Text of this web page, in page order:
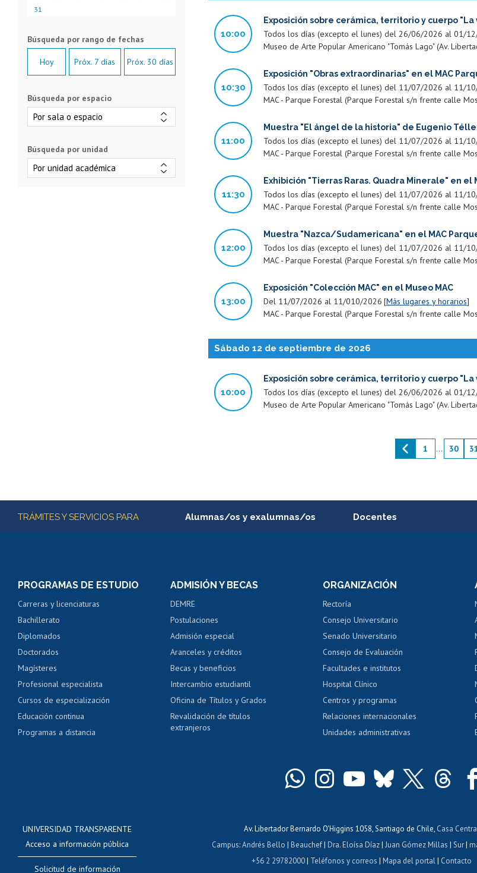
31
Hoy Próx. 7 días Próx. 30 días
Búsqueda por espacio
Búsqueda por unidad
10:00
Exposición sobre cerámica, territorio y cuerpo "La
Todos los días (excepto el lunes) del 26/06/2026 al 01/
Museo de Arte Popular Americano "Tomás Lago" (Av.
10:30
Exposición "Obras extraordinarias" en el MAC
Todos los días (excepto el lunes) del 11/07/2026 al 11/
MAC - Parque Forestal (Parque Forestal s/n frente calle
11:00
Muestra "El ángel de la historia" de Eugenio
Todos los días (excepto el lunes) del 11/07/2026 al 11/
MAC - Parque Forestal (Parque Forestal s/n frente calle
11:30
Exhibición "Tierras Raras. Quadra Minerale" en el
Todos los días (excepto el lunes) del 11/07/2026 al 11/
MAC - Parque Forestal (Parque Forestal s/n frente calle
12:00
Muestra "Nazca/Sudamericana" en el MAC
Todos los días (excepto el lunes) del 11/07/2026 al 11/
MAC - Parque Forestal (Parque Forestal s/n frente calle
13:00
Exposición "Colección MAC" en el Museo MAC
Del 11/07/2026 al 11/010/2026 Más lugares y horarios
MAC - Parque Forestal (Parque Forestal s/n frente calle
Sábado 12 de septiembre de 2026
10:00
Exposición sobre cerámica, territorio y cuerpo "La
Todos los días (excepto el lunes) del 26/06/2026 al 01/
Museo de Arte Popular Americano "Tomás Lago" (Av.
1 ... 30
Más información
TRÁMITES Y SERVICIOS PARA Alumnas/os y exalumnas/os
Servicio médico y dental
Pago de arancel y crédito alumnos
Pago de arancel y crédito exalumnos
Certificado de títulos y grados
Docentes
Perfeccionamiento
Evaluación docente
Calificación académica
Postulación al AUCAI
Mi Uchile Ayuda tecnológica Tarjeta TUI
PROGRAMAS DE ESTUDIO
Carreras y licenciaturas
Bachillerato
Diplomados
Doctorados
Magísteres
Profesional especialista
Cursos de especialización
Educación continua
Programas a distancia
ADMISIÓN Y BECAS
DEMRE
Postulaciones
Admisión especial
Aranceles y créditos
Becas y beneficios
Intercambio estudiantil
Oficina de Títulos y Grados
Revalidación de títulos
extranjeros
ORGANIZACIÓN
Rectoría
Consejo Universitario
Senado Universitario
Consejo de Evaluación
Facultades e institutos
Hospital Clínico
Centros y programas
Relaciones internacionales
Unidades administrativas
UNIVERSIDAD TRANSPARENTE
Acceso a información pública
Solicitud de información
Av. Libertador Bernardo O'Higgins 1058, Santiago de Chile, Casa
Campus:Andrés Bello | Beauchef| Dra. Eloísa Díaz| Juan Gómez Millas | Sur|
+56 2 29782000| Teléfonos y correos |Mapa del portal| Contacto